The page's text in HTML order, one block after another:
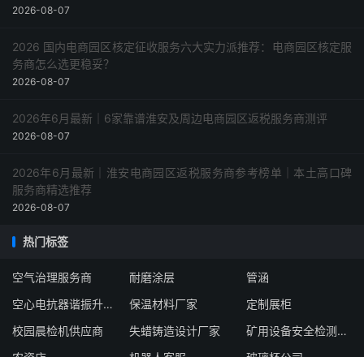
2026-08-07
2026 国内电商园区核定征收服务六大实力派推荐：电商园区核定服
务商怎么选更稳妥？
2026-08-07
2026年6月最新｜6家靠谱淮安及周边电商园区返税服务商测评
2026-08-07
2026年6月最新｜淮安电商园区返税服务商参考榜单｜本土高口碑
服务商精选推荐
2026-08-07
热门标签
空气治理服务商 耐磨涂层
管涵
空心电抗器谐振升压装置
保温材料厂家
定制展柜
校园晨检机供应商
失蜡铸造设计厂家
矿用设备安全检测检验